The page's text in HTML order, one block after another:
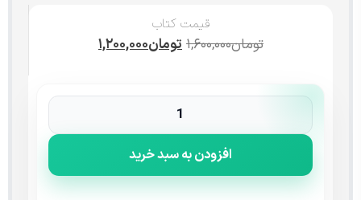
قیمت کتاب
تومان۱,۶۰۰,۰۰۰تومان۱,۲۰۰,۰۰۰
افزودن به سبد خرید